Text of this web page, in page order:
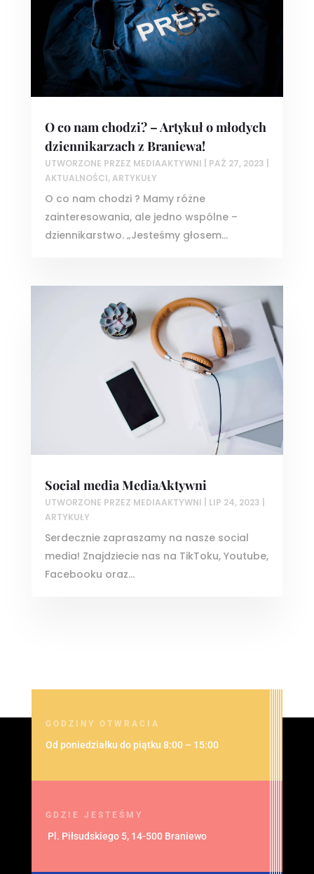
O co nam chodzi? – Artykuł o młodych
dziennikarzach z Braniewa!
UTWORZONE PRZEZ MEDIAAKTYWNI PAŹ 27, 2023
AKTUALNOŚCI,ARTYKUŁY
O co nam chodzi ? Mamy różne
zainteresowania, ale jedno wspólne –
dziennikarstwo. „Jesteśmy głosem...
Social media MediaAktywni
UTWORZONE PRZEZ MEDIAAKTYWNI LIP 24, 2023
ARTYKUŁY
Serdecznie zapraszamy na nasze social
media! Znajdziecie nas na TikToku, Youtube,
Facebooku oraz...
GODZINY OTWRACIA
Od poniedziałku do piątku 8:00 – 15:00
GDZIE JESTEŚMY
Pl. Piłsudskiego 5, 14-500 Braniewo